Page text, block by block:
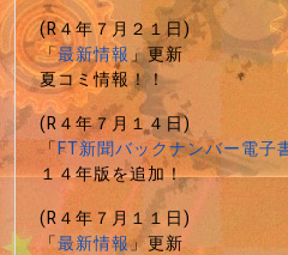
(R４年７月２１日)
「最新情報」更新
夏コミ情報！！
(R４年７月１４日)
「FT新聞バックナンバー電子
１４年版を追加！
(R４年７月１１日)
「最新情報」更新